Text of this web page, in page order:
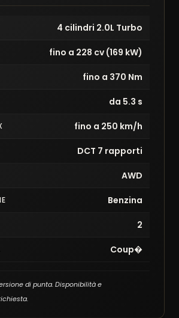
4 cilindri 2.0L Turbo
fino a 228 cv (169 kW)
fino a 370 Nm
da 5.3 s
fino a 250 km/h
DCT 7 rapporti
AWD
Benzina
2
Coup�
di punta. Disponibilità e